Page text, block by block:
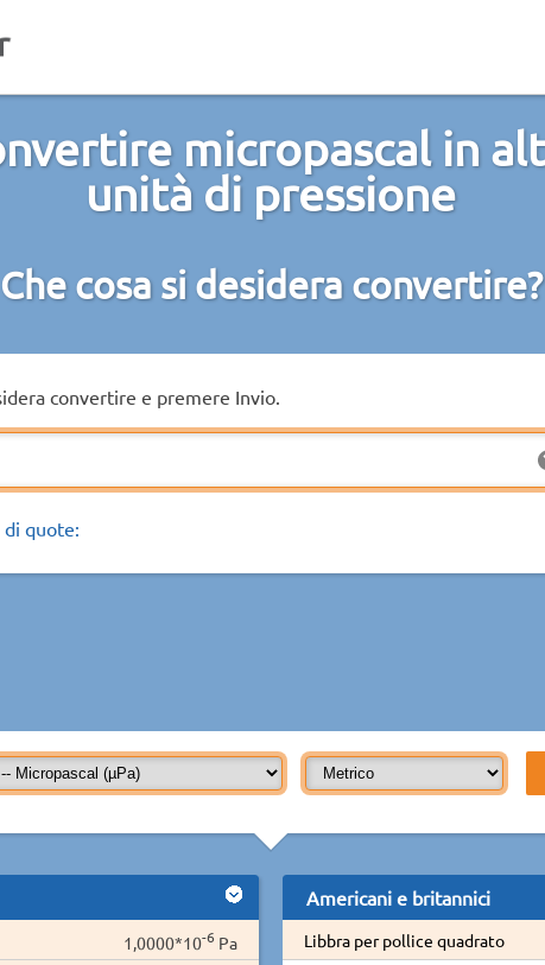
micropascal in
unità di pressione
Che cosa si desidera convertire?
convertire e premere Invio.
di quote:
1,0000*10-6 Pa
Americani e britannici
Libbra per pollice quadrato